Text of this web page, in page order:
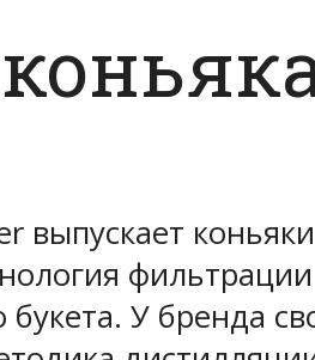
выпускает
букета. У бренда